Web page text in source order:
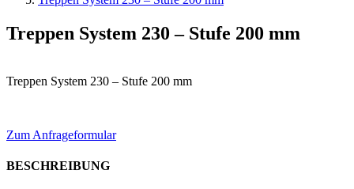
Treppen System 230 – Stufe 200 mm
Treppen System 230 – Stufe 200 mm
Zum Anfrageformular
BESCHREIBUNG